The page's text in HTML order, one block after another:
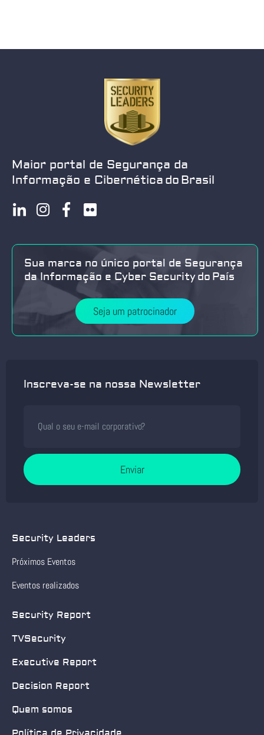
Maior portal de Segurança da
Informação e Cibernética do Brasil
Sua marca no único portal de Segurança
da Informação e Cyber Security do País
Seja um patrocinador
Inscreva-se na nossa Newsletter
Enviar
Security Leaders
Próximos Eventos
Eventos realizados
Security Report
TVSecurity
Executive Report
Decision Report
Quem somos